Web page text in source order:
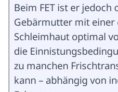
Beim FET ist er jedoch
Gebärmutter mit einer
Schleimhaut optimal
die
zu manchen
kann – abhängig von